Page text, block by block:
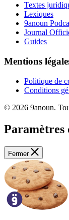
Textes
Lexiques
9anoun
Journal
Guides
Mentions
Politique de
Conditions
© 2026 9anoun.
Paramètres
Fermer